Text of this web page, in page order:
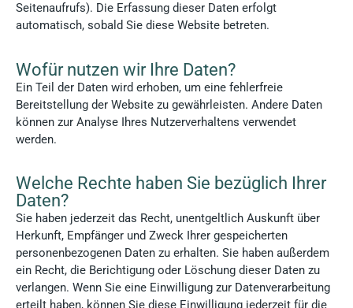
Seitenaufrufs). Die Erfassung dieser Daten erfolgt
automatisch, sobald Sie diese Website betreten.
Wofür nutzen wir Ihre Daten?
Ein Teil der Daten wird erhoben, um eine fehlerfreie
Bereitstellung der Website zu gewährleisten. Andere Daten
können zur Analyse Ihres Nutzerverhaltens verwendet
werden.
Welche Rechte haben Sie bezüglich Ihrer
Daten?
Sie haben jederzeit das Recht, unentgeltlich Auskunft über
Herkunft, Empfänger und Zweck Ihrer gespeicherten
personenbezogenen Daten zu erhalten. Sie haben außerdem
ein Recht, die Berichtigung oder Löschung dieser Daten zu
verlangen. Wenn Sie eine Einwilligung zur Datenverarbeitung
erteilt haben, können Sie diese Einwilligung jederzeit für die